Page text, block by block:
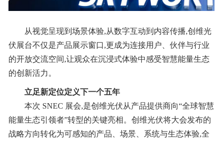
从视觉呈现到场景体验,从数字互动到内容传播,创维光
伏展台不仅是产品展示窗口,更成为连接用户、伙伴与行业
的开放交流空间,让观众在沉浸式体验中感受智慧能量生态
的创新活力。
立足新定位定义下一个五年
本次 SNEC 展会,是创维光伏从产品提供商向“全球智慧
能量生态引领者”转型的关键亮相。创维光伏将大会发布的
战略方向转化为可感知的产品、场景、系统与生态体验,全